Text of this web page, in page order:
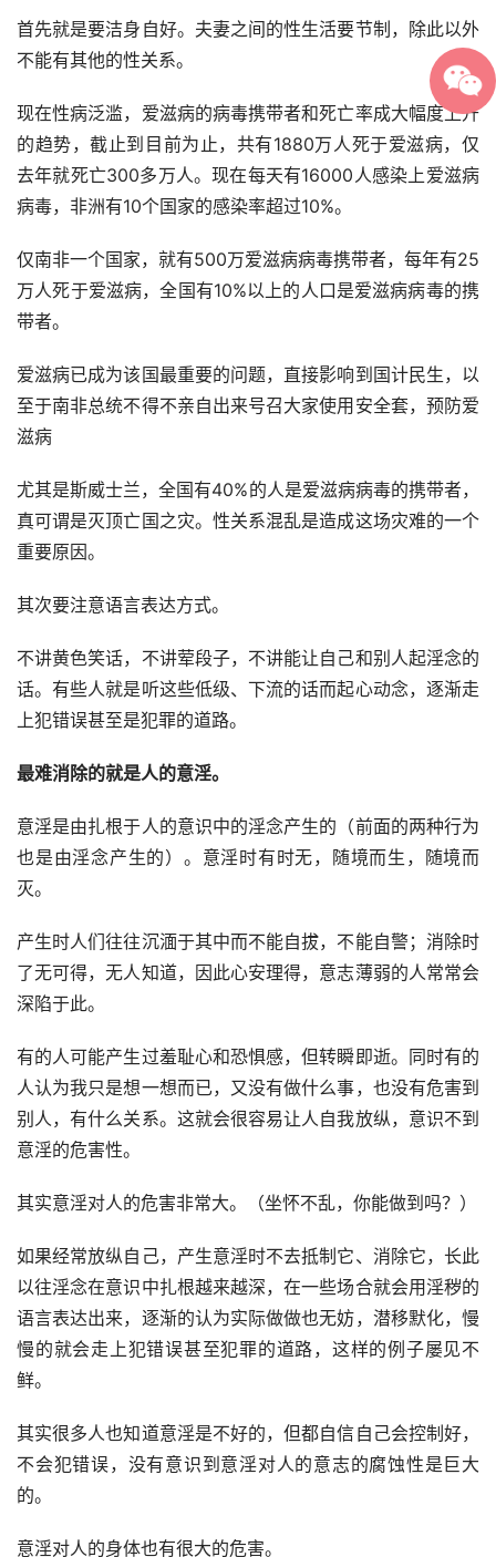
首先就是要洁身自好。夫妻之间的性生活要节制，除此以外
不能有其他的性关系。
现在性病泛滥，爱滋病的病毒携带者和死亡率成大幅度上升
的趋势，截止到目前为止，共有1880万人死于爱滋病，仅
去年就死亡300多万人。现在每天有16000人感染上爱滋病
病毒，非洲有10个国家的感染率超过10%。
仅南非一个国家，就有500万爱滋病病毒携带者，每年有25
万人死于爱滋病，全国有10%以上的人口是爱滋病病毒的携
带者。
爱滋病已成为该国最重要的问题，直接影响到国计民生，以
至于南非总统不得不亲自出来号召大家使用安全套，预防爱
滋病
尤其是斯威士兰，全国有40%的人是爱滋病病毒的携带者，
真可谓是灭顶亡国之灾。性关系混乱是造成这场灾难的一个
重要原因。
其次要注意语言表达方式。
不讲黄色笑话，不讲荤段子，不讲能让自己和别人起淫念的
话。有些人就是听这些低级、下流的话而起心动念，逐渐走
上犯错误甚至是犯罪的道路。
最难消除的就是人的意淫。
意淫是由扎根于人的意识中的淫念产生的（前面的两种行为
也是由淫念产生的）。意淫时有时无，随境而生，随境而
灭。
产生时人们往往沉湎于其中而不能自拔，不能自警；消除时
了无可得，无人知道，因此心安理得，意志薄弱的人常常会
深陷于此。
有的人可能产生过羞耻心和恐惧感，但转瞬即逝。同时有的
人认为我只是想一想而已，又没有做什么事，也没有危害到
别人，有什么关系。这就会很容易让人自我放纵，意识不到
意淫的危害性。
其实意淫对人的危害非常大。（坐怀不乱，你能做到吗？）
如果经常放纵自己，产生意淫时不去抵制它、消除它，长此
以往淫念在意识中扎根越来越深，在一些场合就会用淫秽的
语言表达出来，逐渐的认为实际做做也无妨，潜移默化，慢
慢的就会走上犯错误甚至犯罪的道路，这样的例子屡见不
鲜。
其实很多人也知道意淫是不好的，但都自信自己会控制好，
不会犯错误，没有意识到意淫对人的意志的腐蚀性是巨大
的。
意淫对人的身体也有很大的危害。